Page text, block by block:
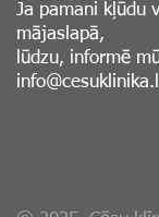
Ja pamani kļūdu
mājaslapā,
lūdzu, informē